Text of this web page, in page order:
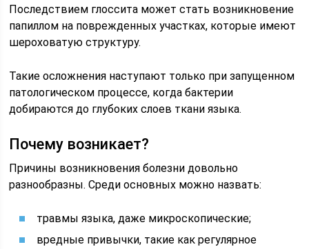
Последствием глоссита может стать возникновение
папиллом на поврежденных участках, которые имеют
шероховатую структуру.
Такие осложнения наступают только при запущенном
патологическом процессе, когда бактерии
добираются до глубоких слоев ткани языка.
Почему возникает?
Причины возникновения болезни довольно
разнообразны. Среди основных можно назвать:
травмы языка, даже микроскопические;
вредные привычки, такие как регулярное